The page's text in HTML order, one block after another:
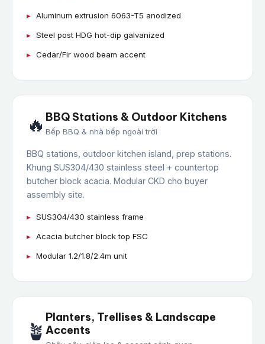
Aluminum extrusion 6063-T5 anodized
Steel post HDG hot-dip galvanized
Cedar/Fir wood beam accent
🔥 BBQ Stations & Outdoor Kitchens
Bếp BBQ & nhà bếp ngoài trời
BBQ stations, outdoor kitchen island, prep stations.
Khung SUS304/430 stainless steel + countertop
butcher block acacia. Modular CKD cho buyer
assembly site.
SUS304/430 stainless frame
Acacia butcher block top FSC
Modular 1.2/1.8/2.4m unit
🪴
Planters, Trellises & Landscape
Accents